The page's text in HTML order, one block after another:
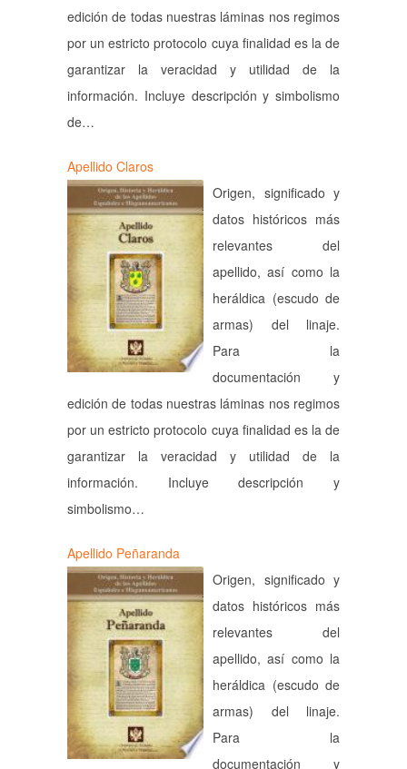
edición de todas nuestras láminas nos regimos
por un estricto protocolo cuya finalidad es la de
garantizar la veracidad y utilidad de la
información. Incluye descripción y simbolismo
de…
Apellido Claros
Origen, significado y
datos históricos más
relevantes del
apellido, así como la
heráldica (escudo de
armas) del linaje.
Para la
documentación y
edición de todas nuestras láminas nos regimos
por un estricto protocolo cuya finalidad es la de
garantizar la veracidad y utilidad de la
información. Incluye descripción y
simbolismo…
Apellido Peñaranda
Origen, significado y
datos históricos más
relevantes del
apellido, así como la
heráldica (escudo de
armas) del linaje.
Para la
documentación y